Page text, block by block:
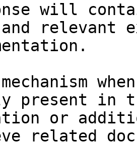
will
relevant
present in
or